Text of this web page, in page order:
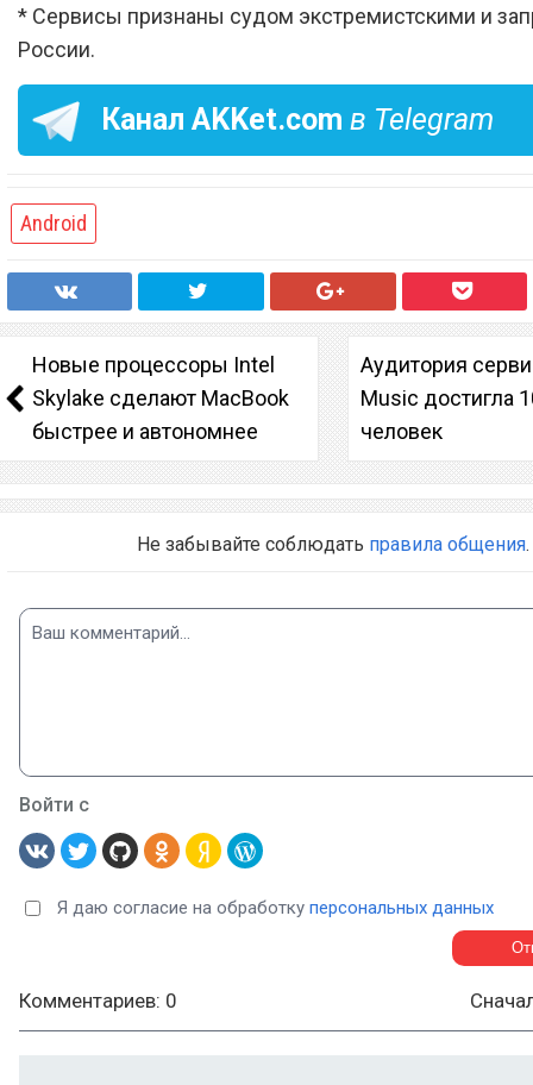
* Сервисы признаны судом экстремистскими и
России.
Канал AKKet.com в Telegram
Android
Новые процессоры Intel
Skylake сделают MacBook
быстрее и автономнее
Аудитория
Music достигла
человек
Не забывайте соблюдать правила общения.
Войти с
Я даю согласие на обработку персональных данных
Комментариев: 0